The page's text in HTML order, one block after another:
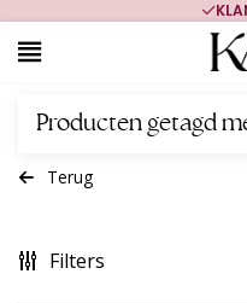
Producten getagd
Terug
Filters